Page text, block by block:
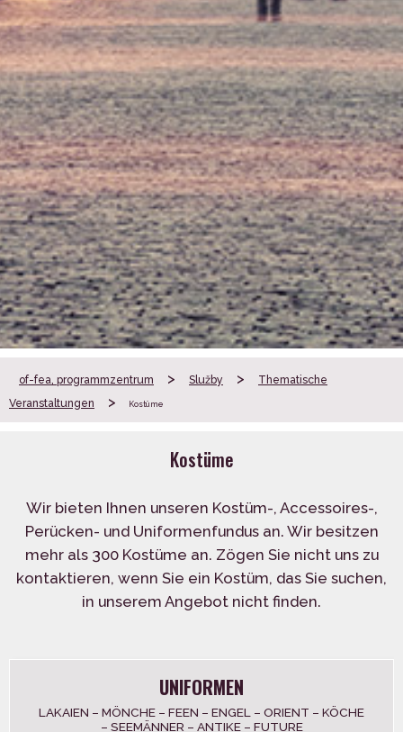
of-fea, programmzentrum > Služby >
Thematische
Veranstaltungen
> Kostüme
Kostüme
Wir bieten Ihnen unseren Kostüm-, Accessoires-,
Perücken- und Uniformenfundus an. Wir besitzen
mehr als 300 Kostüme an. Zögen Sie nicht uns zu
kontaktieren, wenn Sie ein Kostüm, das Sie suchen,
in unserem Angebot nicht finden.
UNIFORMEN
LAKAIEN – MÖNCHE – FEEN – ENGEL – ORIENT – KÖCHE
– SEEMÄNNER – ANTIKE – FUTURE